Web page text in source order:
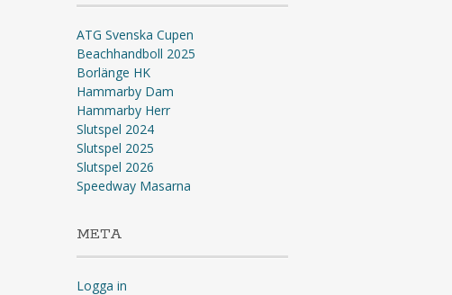
ATG Svenska Cupen
Beachhandboll 2025
Borlänge HK
Hammarby Dam
Hammarby Herr
Slutspel 2024
Slutspel 2025
Slutspel 2026
Speedway Masarna
META
Logga in